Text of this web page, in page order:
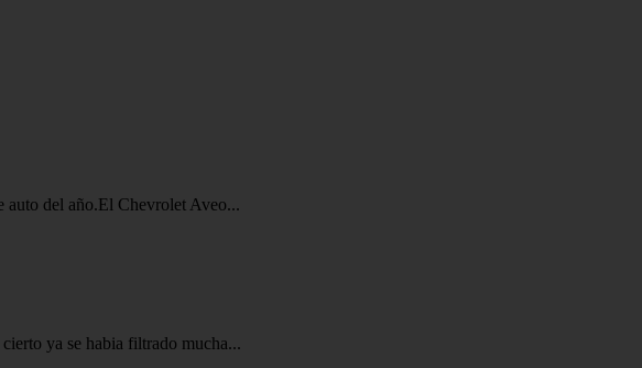
auto del año.El Chevrolet Aveo...
ya se habia filtrado mucha...